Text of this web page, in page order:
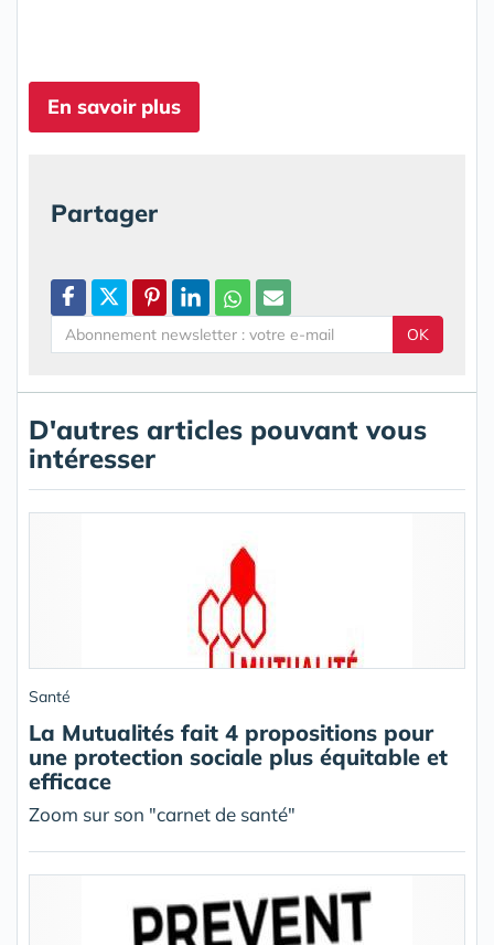
En savoir plus
Partager
OK
D'autres articles pouvant vous
intéresser
Santé
La Mutualités fait 4 propositions pour
une protection sociale plus équitable et
efficace
Zoom sur son "carnet de santé"